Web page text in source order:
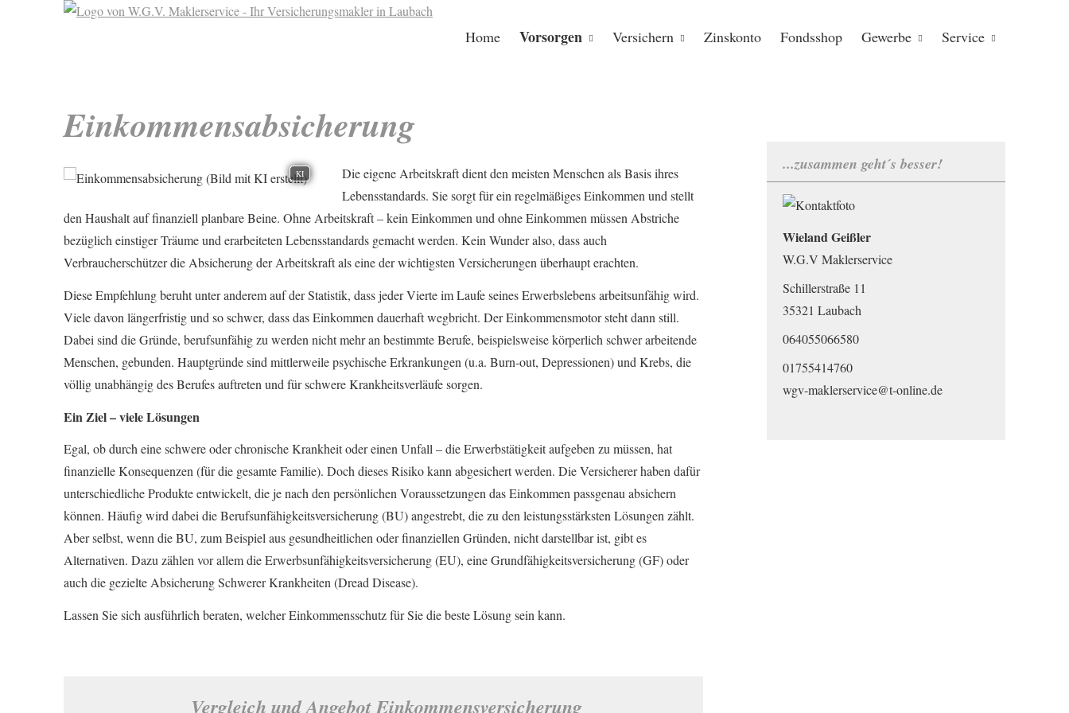
Home Vorsorgen Versichern Zinskonto Fondsshop Gewerbe Service
...zusammen geht´s besser!
Wieland Geißler
W.G.V Maklerservice
Schillerstraße 11
35321 Laubach
064055066580
01755414760
wgv-maklerservice@t-online.de
Einkommensabsicherung
KI
Die eigene Arbeitskraft dient den meisten Menschen als Basis ihres
Lebensstandards. Sie sorgt für ein regelmäßiges Einkommen und stellt
den Haushalt auf finanziell planbare Beine. Ohne Arbeitskraft – kein Einkommen und ohne Einkommen müssen Abstriche
bezüglich einstiger Träume und erarbeiteten Lebensstandards gemacht werden. Kein Wunder also, dass auch
Verbraucherschützer die Absicherung der Arbeitskraft als eine der wichtigsten Versicherungen überhaupt erachten.
Diese Empfehlung beruht unter anderem auf der Statistik, dass jeder Vierte im Laufe seines Erwerbslebens arbeitsunfähig wird.
Viele davon längerfristig und so schwer, dass das Einkommen dauerhaft wegbricht. Der Einkommensmotor steht dann still.
Dabei sind die Gründe, berufsunfähig zu werden nicht mehr an bestimmte Berufe, beispielsweise körperlich schwer arbeitende
Menschen, gebunden. Hauptgründe sind mittlerweile psychische Erkrankungen (u.a. Burn-out, Depressionen) und Krebs, die
völlig unabhängig des Berufes auftreten und für schwere Krankheitsverläufe sorgen.
Ein Ziel – viele Lösungen
Egal, ob durch eine schwere oder chronische Krankheit oder einen Unfall – die Erwerbstätigkeit aufgeben zu müssen, hat
finanzielle Konsequenzen (für die gesamte Familie). Doch dieses Risiko kann abgesichert werden. Die Versicherer haben dafür
unterschiedliche Produkte entwickelt, die je nach den persönlichen Voraussetzungen das Einkommen passgenau absichern
können. Häufig wird dabei die Berufs­unfähig­keitsversicherung (BU) angestrebt, die zu den leistungsstärksten Lösungen zählt.
Aber selbst, wenn die BU, zum Beispiel aus gesundheitlichen oder finanziellen Gründen, nicht darstellbar ist, gibt es
Alternativen. Dazu zählen vor allem die Erwerbsunfähigkeitsversicherung (EU), eine Grundfähigkeitsversicherung (GF) oder
auch die gezielte Absicherung Schwe­rer Krank­hei­ten (Dread Disease).
Lassen Sie sich ausführlich beraten, welcher Einkommensschutz für Sie die beste Lösung sein kann.
Vergleich und Angebot Einkommensversicherung